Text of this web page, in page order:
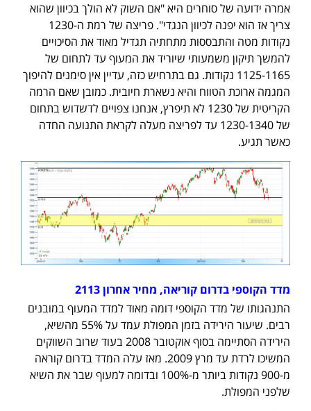
אמרה ידועה של סוחרים היא "אם השוק לא הולך בכיוון שהוא
צריך אז הוא יפנה לכיוון הנגדי". פריצה של רמת ה-1230
נקודות מטה והתבססות מתחתיה תגדיל מאוד את הסיכויים
להמשך תיקון משמעותי שיוריד את המעוף עד לתחום של
1125-1165 נקודות. גם בתרחיש כזה, עדיין אין סימנים להיפוך
המגמה ארוכת הטווח והיא נשארת חיובית. כמובן שאם הרמה
הקריטית של 1230 לא תיפרץ, אנחנו צפויים לדשדוש בתחום
של 1230-1340 עד לפריצה מעלה לקראת התנועה החדה
כאשר תגיע.
מדד הקוספי בדרום קוריאה, מחיר אחרון 2113
התנהגותו של מדד הקוספי דומה מאוד למדד המעוף במובנים
רבים. שיעור הירידה בזמן המפולת עמד על 55% מהשיא,
הירידה הסתיימה בסוף אוקטובר 2008 בעוד שרוב השווקים
המשיכו לרדת עד מרץ 2009. מאז עלה המדד בדרום קוראה
מ-900 נקודות ביותר מ-100% ובדומה למעוף שבר את השיא
שלפני המפולת.